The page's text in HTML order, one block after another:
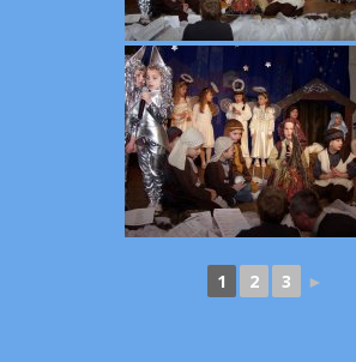
1 2 3 ►